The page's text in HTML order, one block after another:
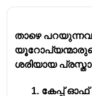
താഴെ
ശരിയായ
കേപ്പ് ഓഫ്